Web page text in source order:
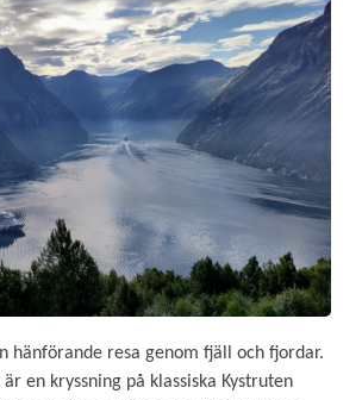
hänförande resa genom fjäll och fjordar.
är en kryssning på klassiska Kystruten